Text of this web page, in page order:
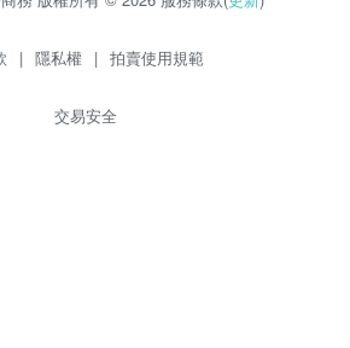
| 隱私權 | 拍賣使用規範
交易安全